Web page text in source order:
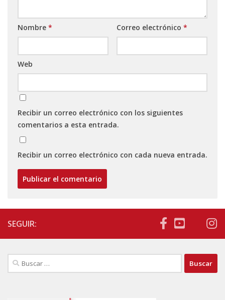
Nombre * Correo electrónico *
Web
Recibir un correo electrónico con los siguientes
comentarios a esta entrada.
Recibir un correo electrónico con cada nueva entrada.
SEGUIR:
Buscar: